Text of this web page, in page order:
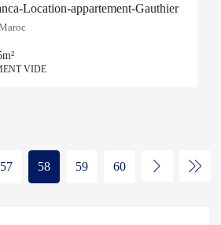
Location-appartement-Gauthier
m²
VIDE
57 58 59 60